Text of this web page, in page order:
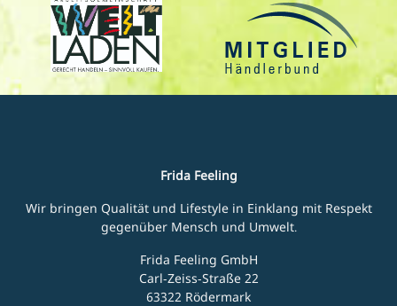
Frida Feeling
Wir bringen Qualität und Lifestyle in Einklang mit Respekt
gegenüber Mensch und Umwelt.
Frida Feeling GmbH
Carl-Zeiss-Straße 22
63322 Rödermark